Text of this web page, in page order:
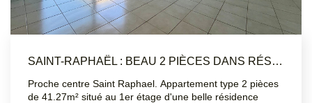
de Valescure. Classe énergie C Les informations sur les
risques auxquels ce bien est exposé sont disponibles sur
le site Géorisques : www.georisques.gouv.fr ATRIUMSUD
contact@atriumsud.fr
SAINT-RAPHAËL : BEAU 2 PIÈCES DANS RÉSIDENCE SÉCURISÉE
Proche centre Saint Raphael. Appartement type 2 pièces
de 41.27m² situé au 1er étage d'une belle résidence